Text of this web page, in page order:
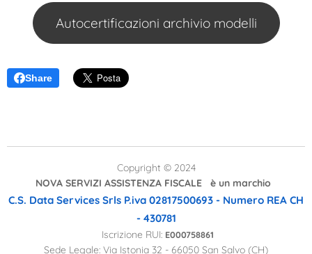
Autocertificazioni archivio modelli
Share
Copyright © 2024
NOVA SERVIZI ASSISTENZA FISCALE è un marchio
C.S. Data Services Srls P.iva 02817500693 - Numero REA CH
- 430781
Iscrizione RUI: E000758861
Sede Legale: Via Istonia 32 - 66050 San Salvo (CH)